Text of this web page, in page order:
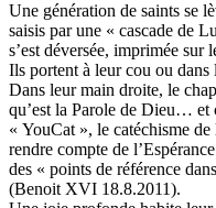
Une génération de saints se
saisis par une « cascade de
s’est déversée, imprimée sur
Ils portent à leur cou ou dans
Dans leur main droite, le
qu’est la Parole de Dieu… et
« YouCat », le catéchisme
rendre compte de
des « points de référence
(Benoit XVI 18.8.2011).